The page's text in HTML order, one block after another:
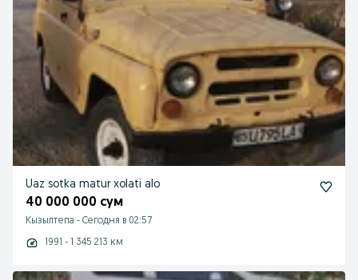
Uaz sotka matur xolati alo
40 000 000 сум
Кызылтепа - Сегодня в 02:57
1991 - 1 345 213 км